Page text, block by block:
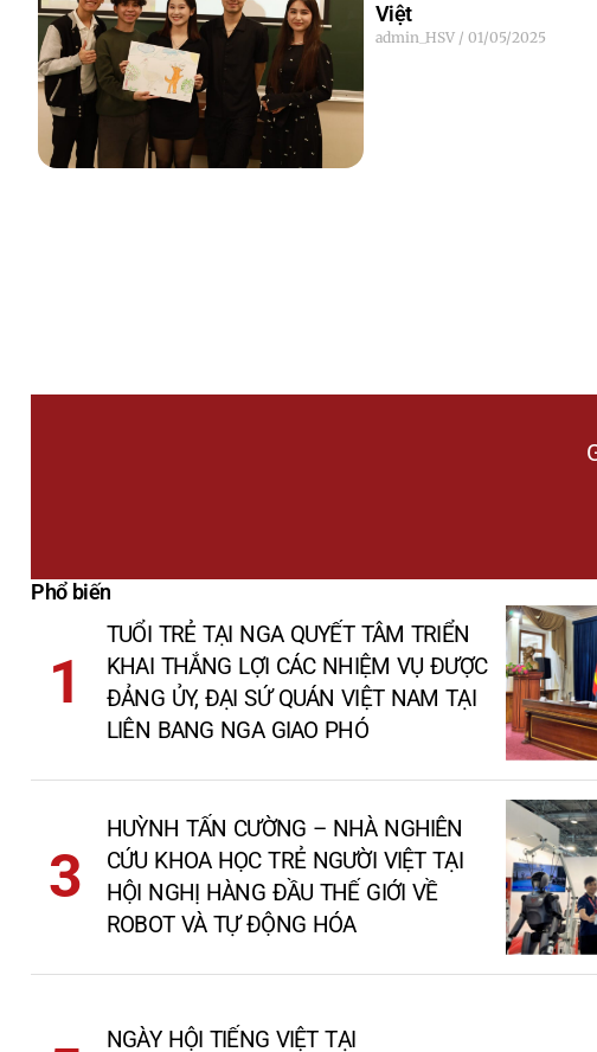
Việt
admin_HSV 01/05/2025
Phổ biến
TUỔI TRẺ TẠI NGA QUYẾT TÂM TRIỂN
KHAI THẮNG LỢI CÁC NHIỆM VỤ ĐƯỢC
ĐẢNG ỦY, ĐẠI SỨ QUÁN VIỆT NAM TẠI
LIÊN BANG NGA GIAO PHÓ
HUỲNH TẤN CƯỜNG – NHÀ NGHIÊN
CỨU KHOA HỌC TRẺ NGƯỜI VIỆT TẠI
HỘI NGHỊ HÀNG ĐẦU THẾ GIỚI VỀ
ROBOT VÀ TỰ ĐỘNG HÓA
NGÀY HỘI TIẾNG VIỆT TẠI